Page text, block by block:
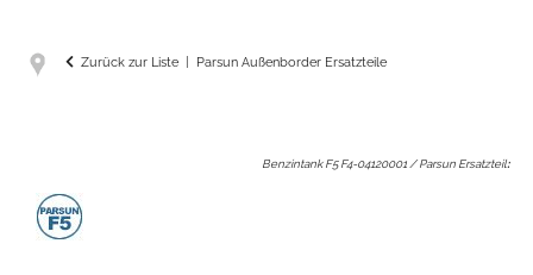
Zurück zur Liste Parsun Außenborder Ersatzteile
Benzintank F5 F4-04120001 / Parsun Ersatzteil: